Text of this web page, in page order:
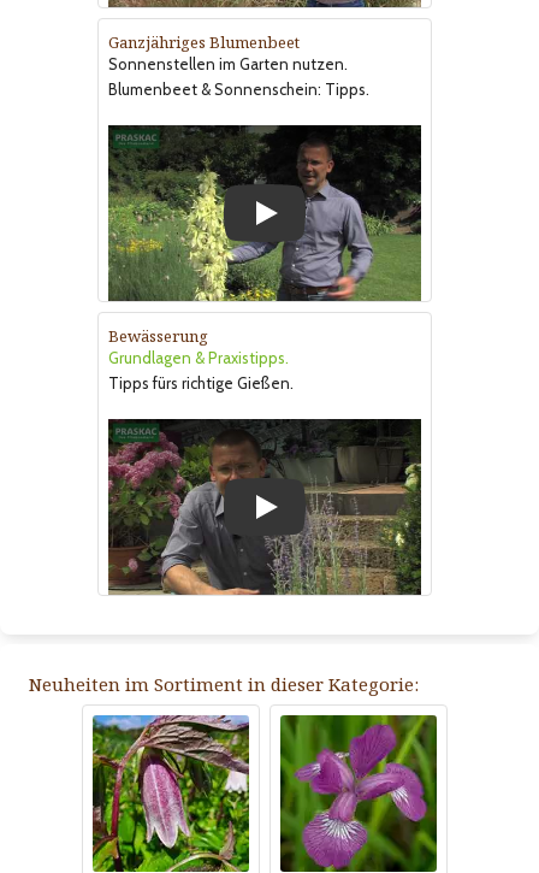
Ganzjähriges Blumenbeet
Sonnenstellen im Garten nutzen.
Blumenbeet & Sonnenschein: Tipps.
Bewässerung
Grundlagen & Praxistipps.
Tipps fürs richtige Gießen.
Neuheiten im Sortiment in dieser Kategorie: